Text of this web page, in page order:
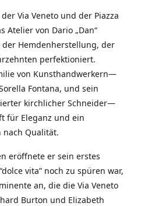
Via Veneto und der Piazza
Atelier von Dario „Dan“
Hemdenherstellung, der
perfektioniert.
von Kunsthandwerkern—
Fontana, und sein
kirchlicher Schneider—
für Eleganz und ein
nach Qualität.
eröffnete er sein erstes
vita” noch zu spüren war,
an, die die Via Veneto
Burton und Elizabeth